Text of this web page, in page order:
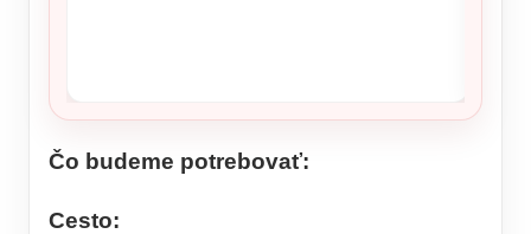
Čo budeme potrebovať:
Cesto: